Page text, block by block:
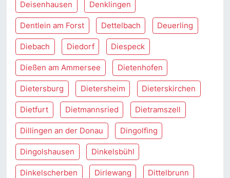
Deisenhausen Denklingen
Dentlein am Forst Dettelbach Deuerling
Diebach Diedorf Diespeck
Dießen am Ammersee Dietenhofen
Dietersburg Dietersheim Dieterskirchen
Dietfurt Dietmannsried Dietramszell
Dillingen an der Donau Dingolfing
Dingolshausen Dinkelsbühl
Dinkelscherben Dirlewang Dittelbrunn